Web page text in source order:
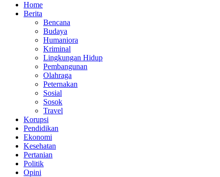
Home
Berita
Bencana
Budaya
Humaniora
Kriminal
Lingkungan Hidup
Pembangunan
Olahraga
Peternakan
Sosial
Sosok
Travel
Korupsi
Pendidikan
Ekonomi
Kesehatan
Pertanian
Politik
Opini